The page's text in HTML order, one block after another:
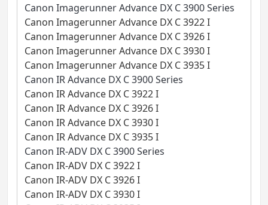
Canon Imagerunner Advance DX C 3900 Series
Canon Imagerunner Advance DX C 3922 I
Canon Imagerunner Advance DX C 3926 I
Canon Imagerunner Advance DX C 3930 I
Canon Imagerunner Advance DX C 3935 I
Canon IR Advance DX C 3900 Series
Canon IR Advance DX C 3922 I
Canon IR Advance DX C 3926 I
Canon IR Advance DX C 3930 I
Canon IR Advance DX C 3935 I
Canon IR-ADV DX C 3900 Series
Canon IR-ADV DX C 3922 I
Canon IR-ADV DX C 3926 I
Canon IR-ADV DX C 3930 I